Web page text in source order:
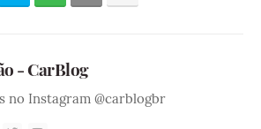
- CarBlog
no Instagram @carblogbr